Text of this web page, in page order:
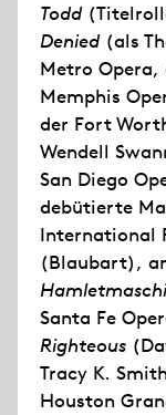
Todd
Denied(als
Metro Opera,
Memphis
der Fort
Wendell
San Diego
debütierte
International
(Blaubart),
Santa Fe
Righteous
Tracy K.
Houston